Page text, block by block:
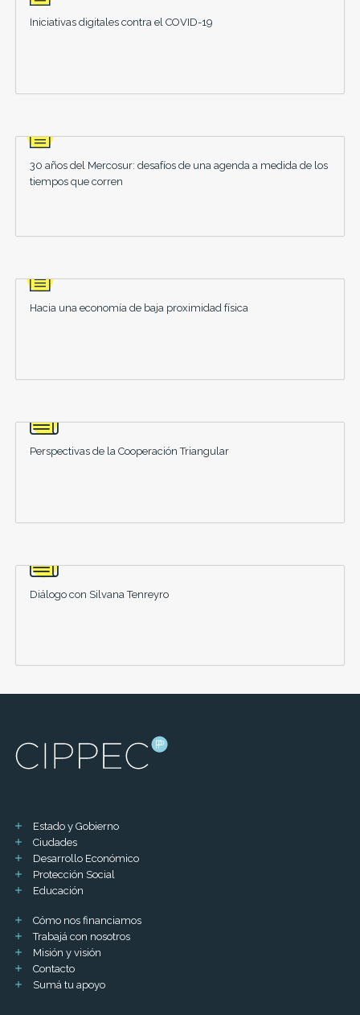
Iniciativas digitales contra el COVID-19
30 años del Mercosur: desafíos de una agenda a medida de los
tiempos que corren
Hacia una economía de baja proximidad física
Perspectivas de la Cooperación Triangular
Diálogo con Silvana Tenreyro
Estado y Gobierno
Ciudades
Desarrollo Económico
Protección Social
Educación
Cómo nos financiamos
Trabajá con nosotros
Misión y visión
Contacto
Sumá tu apoyo